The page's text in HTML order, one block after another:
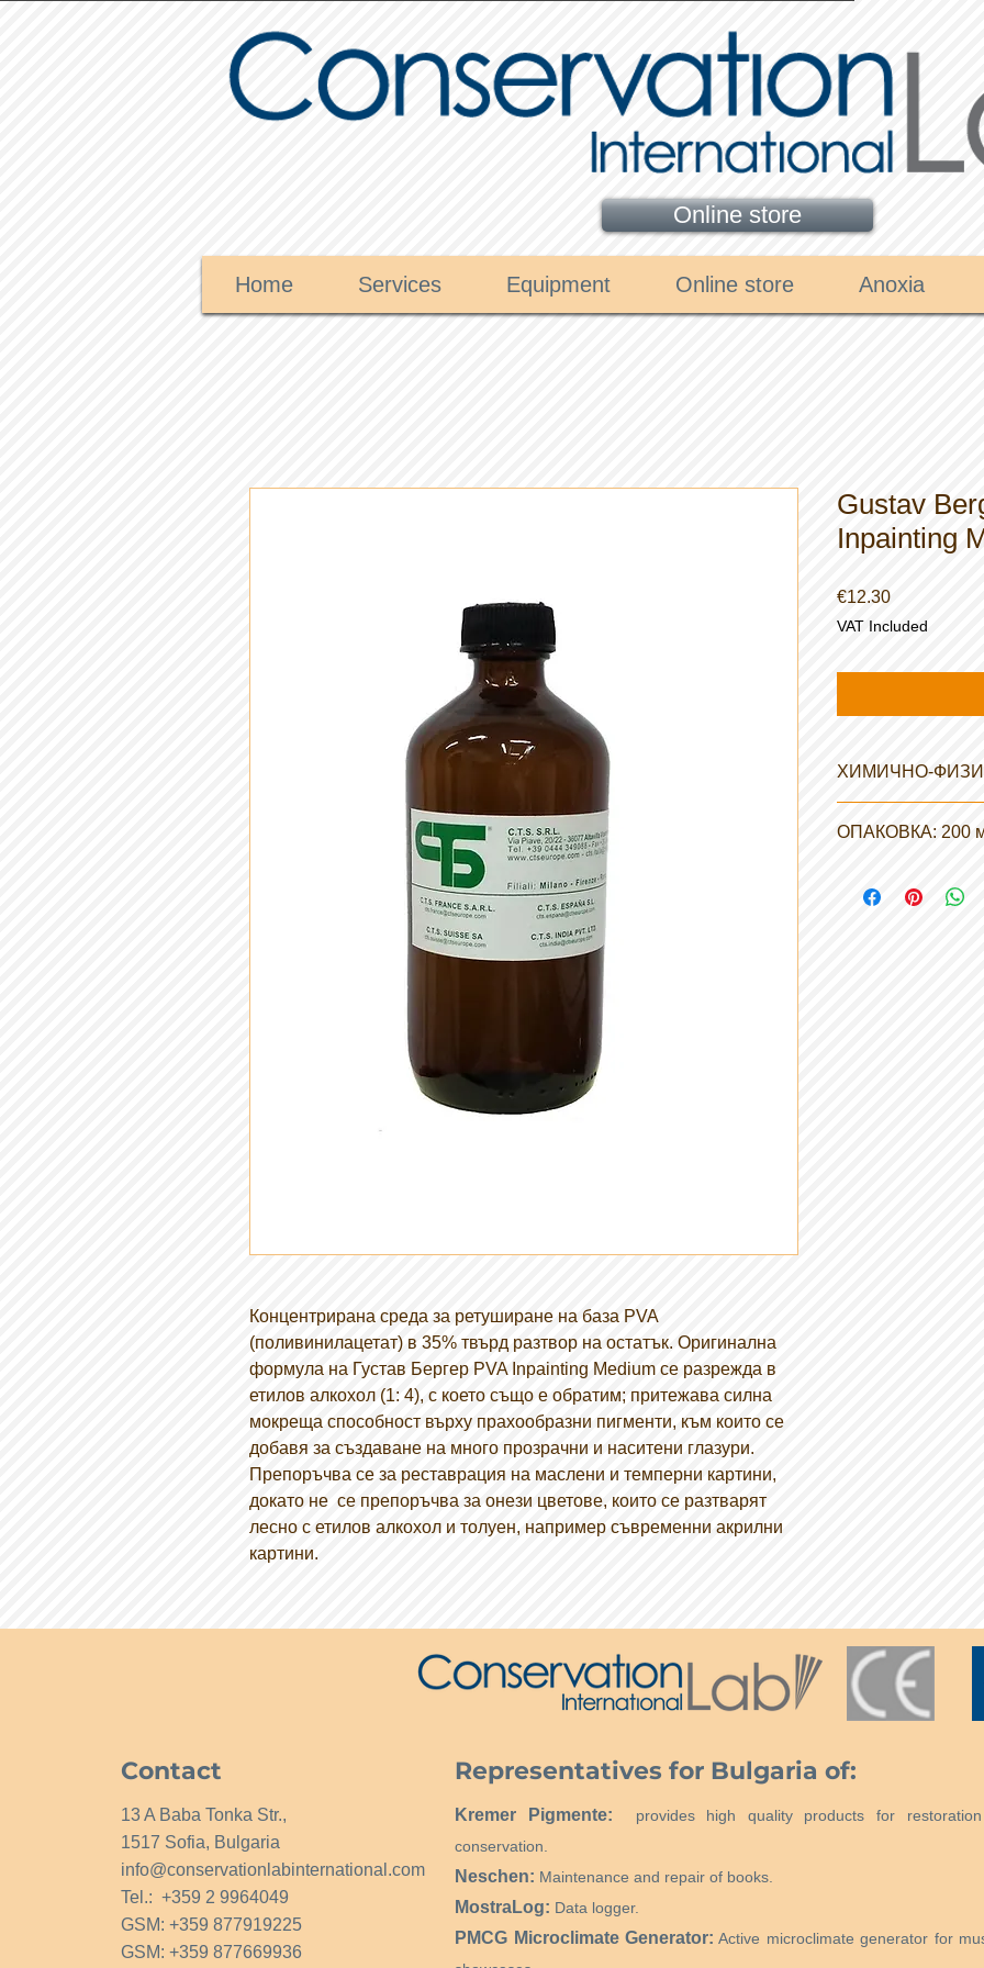
Online store
Home Services Equipment Online store Anoxia
Концентрирана среда за ретуширане на база PVA
(поливинилацетат) в 35% твърд разтвор на остатък. Оригинална
формула на Густав Бергер PVA Inpainting Medium се разрежда в
етилов алкохол (1: 4), с което също е обратим; притежава силна
мокреща способност върху прахообразни пигменти, към които се
добавя за създаване на много прозрачни и наситени глазури.
Препоръчва се за реставрация на маслени и темперни картини,
докато не се препоръчва за онези цветове, които се разтварят
лесно с етилов алкохол и толуен, например съвременни акрилни
картини.
Gustav
Inpainting
€12.30Price
VAT Included
ХИМИЧНО-
Плътност: 0,72 Kg /
ОПАКОВКА: 200
Contact
13 A Baba Tonka Str.,
1517 Sofia, Bulgaria
info@conservationlabinternational.com
Tel.: +359 2 9964049
GSM: +359 877919225
GSM: +359 877669936
Representatives for Bulgaria of:
Kremer Pigmente:
provides high quality products for
conservation.
Neschen: Maintenance and repair of books.
MostraLog: Data logger.
PMCG Microclimate Generator: Active microclimate generator for